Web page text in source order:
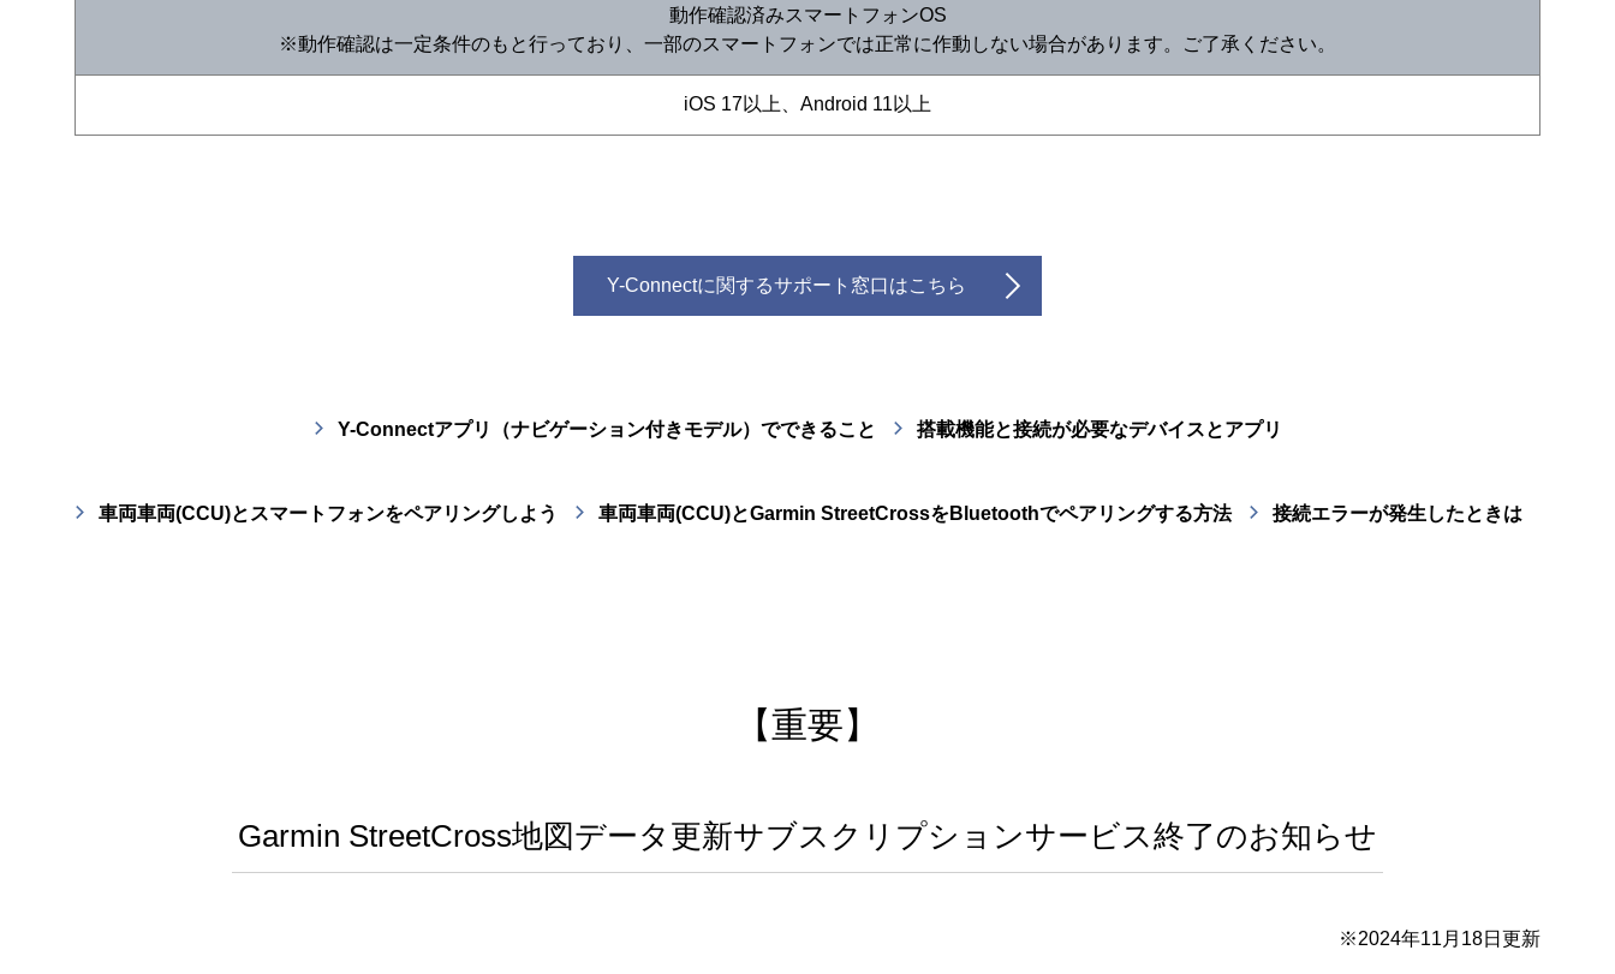
動作確認済みスマートフォンOS
※動作確認は一定条件のもと行っており、一部のスマートフォンでは正常に作動しない場合があります。ご了承ください。
iOS 17以上、Android 11以上
Y-Connectに関するサポート窓口はこちら
Y-Connectアプリ（ナビゲーション付きモデル）でできること 搭載機能と接続が必要なデバイスとアプリ
車両車両(CCU)とスマートフォンをペアリングしよう 車両車両(CCU)とGarmin StreetCrossをBluetoothでペアリングする方法 接続エラーが発生したときは
【重要】
Garmin StreetCross地図データ更新サブスクリプションサービス終了のお知らせ
※2024年11月18日更新